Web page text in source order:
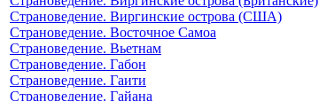
Страноведение. Виргинские острова (США)
Страноведение. Восточное Самоа
Страноведение. Вьетнам
Страноведение. Габон
Страноведение. Гаити
Страноведение. Гайана